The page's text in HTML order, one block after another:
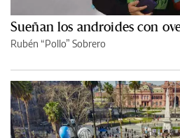
Sueñan los androides con
Rubén “Pollo” Sobrero